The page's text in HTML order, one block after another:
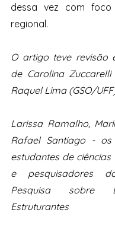
dessa vez com foco
regional.
O artigo teve revisão
de Carolina Zuccarelli
Raquel Lima (GSO/
Larissa Ramalho,
Rafael Santiago -
estudantes de ciências
e pesquisadores
Pesquisa sobre
Estruturantes